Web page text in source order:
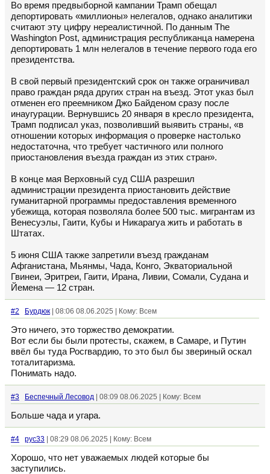
Во время предвыборной кампании Трамп обещал
депортировать «миллионы» нелегалов, однако аналитики
считают эту цифру нереалистичной. По данным The
Washington Post, администрация республиканца намерена
депортировать 1 млн нелегалов в течение первого года его
президентства.
В свой первый президентский срок он также ограничивал
право граждан ряда других стран на въезд. Этот указ был
отменен его преемником Джо Байденом сразу после
инаугурации. Вернувшись 20 января в кресло президента,
Трамп подписал указ, позволивший выявить страны, «в
отношении которых информация о проверке настолько
недостаточна, что требует частичного или полного
приостановления въезда граждан из этих стран».
В конце мая Верховный суд США разрешил
администрации президента приостановить действие
гуманитарной программы предоставления временного
убежища, которая позволяла более 500 тыс. мигрантам из
Венесуэлы, Гаити, Кубы и Никарагуа жить и работать в
Штатах.
5 июня США также запретили въезд гражданам
Афганистана, Мьянмы, Чада, Конго, Экваториальной
Гвинеи, Эритреи, Гаити, Ирана, Ливии, Сомали, Судана и
Йемена — 12 стран.
#2 Бурдюк | 08:06 08.06.2025 | Кому: Всем
Это ничего, это торжество демократии.
Вот если бы были протесты, скажем, в Самаре, и Путин
ввёл бы туда Росгвардию, то это был бы звериный оскал
тоталитаризма.
Понимать надо.
#3 Беспечный Лесовод | 08:09 08.06.2025 | Кому: Всем
Больше чада и угара.
#4 рус33 | 08:29 08.06.2025 | Кому: Всем
Хорошо, что нет уважаемых людей которые бы
заступились.